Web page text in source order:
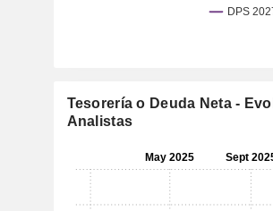
Tesorería o Deuda Neta -
Analistas